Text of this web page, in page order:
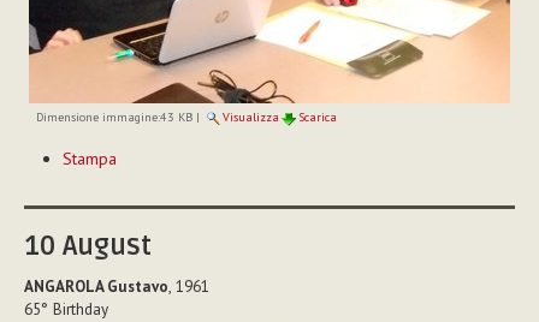
Dimensione immagine:43 KB| Visualizza Scarica
sul
Stampa
10 August
ANGAROLA Gustavo, 1961
65° Birthday